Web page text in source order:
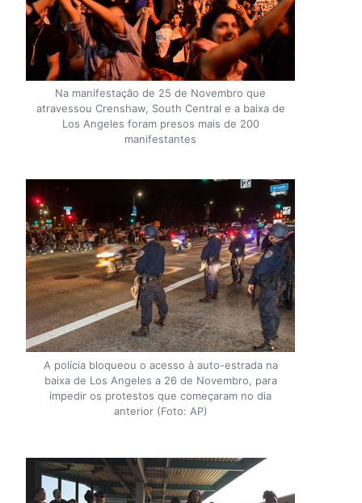
Na manifestação de 25 de Novembro que
atravessou Crenshaw, South Central e a baixa de
Los Angeles foram presos mais de 200
manifestantes
A polícia bloqueou o acesso à auto-estrada na
baixa de Los Angeles a 26 de Novembro, para
impedir os protestos que começaram no dia
anterior (Foto: AP)